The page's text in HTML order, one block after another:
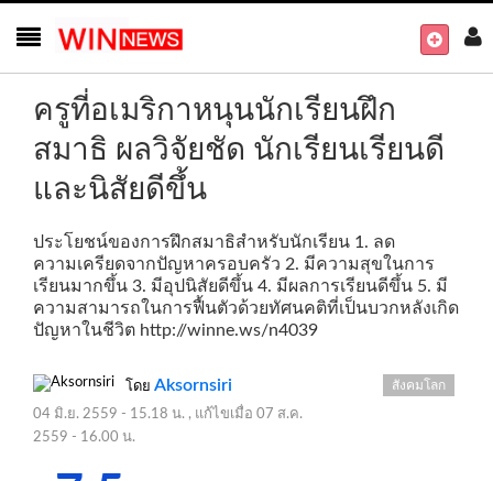
ครูที่อเมริกาหนุนนักเรียนฝึก
สมาธิ ผลวิจัยชัด นักเรียนเรียนดี
และนิสัยดีขึ้น
ประโยชน์ของการฝึกสมาธิสำหรับนักเรียน 1. ลด
ความเครียดจากปัญหาครอบครัว 2. มีความสุขในการ
เรียนมากขึ้น 3. มีอุปนิสัยดีขึ้น 4. มีผลการเรียนดีขึ้น 5. มี
ความสามารถในการฟื้นตัวด้วยทัศนคติที่เป็นบวกหลังเกิด
ปัญหาในชีวิต http://winne.ws/n4039
โดย Aksornsiri
04 มิ.ย. 2559 - 15.18 น. , แก้ไขเมื่อ 07 ส.ค.
2559 - 16.00 น.
สังคมโลก